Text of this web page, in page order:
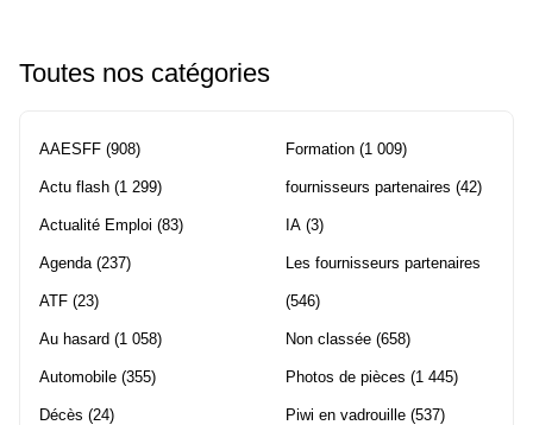
Toutes nos catégories
AAESFF (908)
Actu flash (1 299)
Actualité Emploi (83)
Agenda (237)
ATF (23)
Au hasard (1 058)
Automobile (355)
Décès (24)
Formation (1 009)
fournisseurs partenaires (42)
IA (3)
Les fournisseurs partenaires
(546)
Non classée (658)
Photos de pièces (1 445)
Piwi en vadrouille (537)